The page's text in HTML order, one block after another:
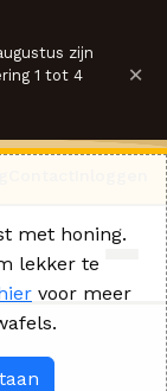
zijn
1 tot 4
×
met honing.
lekker te
voor meer